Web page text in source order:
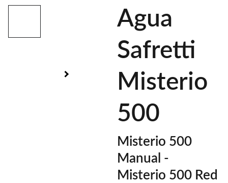
Agua
Safretti
Misterio
500
Misterio 500
Manual -
Misterio 500 Red